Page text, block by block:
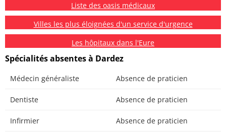
Liste des oasis médicaux
Villes les plus éloignées d'un service d'urgence
Les hôpitaux dans l'Eure
Spécialités absentes à Dardez
Médecin généraliste Absence de praticien
Dentiste Absence de praticien
Infirmier Absence de praticien